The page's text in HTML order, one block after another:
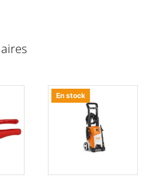
En stock